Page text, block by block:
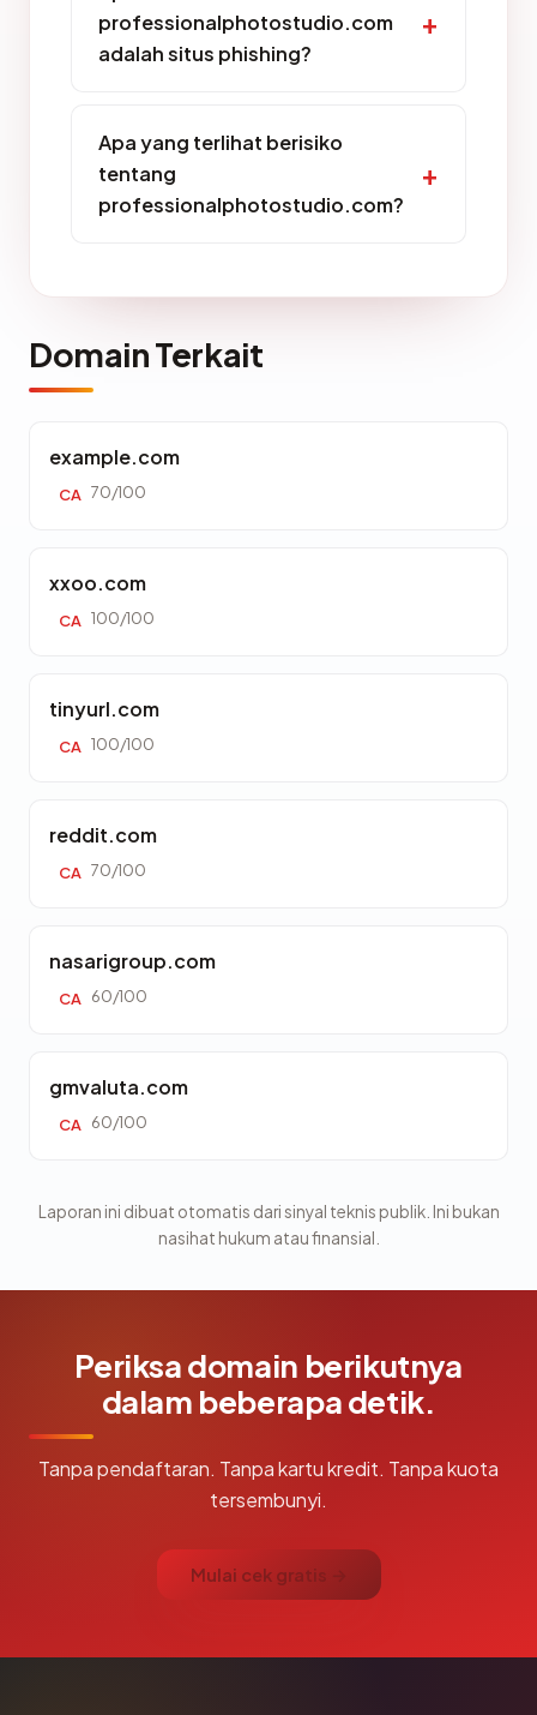
professionalphotostudio.com
adalah situs phishing?
Apa yang terlihat berisiko
tentang
professionalphotostudio.com?
Domain Terkait
example.com
CA 70/100
xxoo.com
CA 100/100
tinyurl.com
CA 100/100
reddit.com
CA 70/100
nasarigroup.com
CA 60/100
gmvaluta.com
CA 60/100
Laporan ini dibuat otomatis dari sinyal teknis publik. Ini bukan
nasihat hukum atau finansial.
Periksa domain berikutnya
dalam beberapa detik.
Tanpa pendaftaran. Tanpa kartu kredit. Tanpa kuota
tersembunyi.
Mulai cek gratis →